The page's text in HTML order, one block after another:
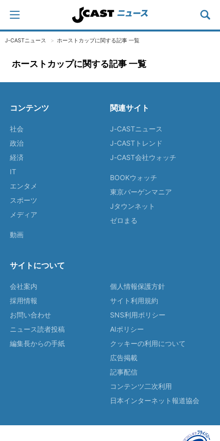
J-CASTニュース ホーストカップに関する記事 一覧
ホーストカップに関する記事 一覧
コンテンツ
社会
政治
経済
IT
エンタメ
スポーツ
メディア
動画
関連サイト
J-CASTニュース
J-CASTトレンド
J-CAST会社ウォッチ
BOOKウォッチ
東京バーゲンマニア
Jタウンネット
ゼロまる
サイトについて
会社案内
採用情報
お問い合わせ
ニュース読者投稿
編集長からの手紙
個人情報保護方針
サイト利用規約
SNS利用ポリシー
AIポリシー
クッキーの利用について
広告掲載
記事配信
コンテンツ二次利用
日本インターネット報道協会